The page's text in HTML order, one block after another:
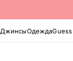
ДжинсыОдежда